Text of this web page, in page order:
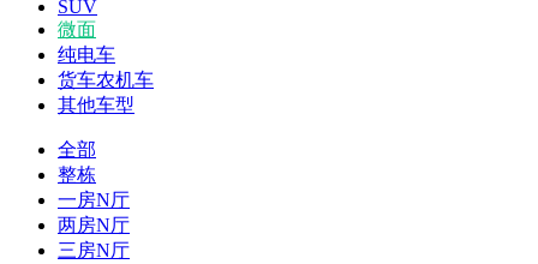
SUV
微面
纯电车
货车农机车
其他车型
全部
整栋
一房N厅
两房N厅
三房N厅